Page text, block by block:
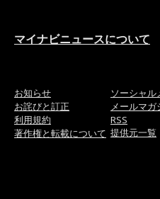
マイナビニュースについて
お知らせ
お詫びと訂正
利用規約
著作権と転載について
ソーシャル
メールマガ
RSS
提供元一覧